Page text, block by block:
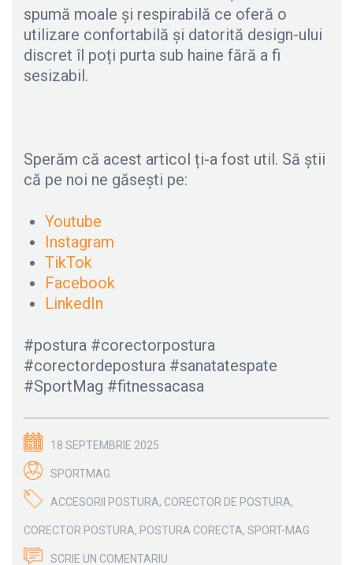
spumă moale și respirabilă ce oferă o
utilizare confortabilă și datorită design-ului
discret îl poți purta sub haine fără a fi
sesizabil.
Sperăm că acest articol ți-a fost util. Să știi
că pe noi ne găsești pe:
Youtube
Instagram
TikTok
Facebook
LinkedIn
#postura #corectorpostura
#corectordepostura #sanatatespate
#SportMag #fitnessacasa
18 SEPTEMBRIE 2025
SPORTMAG
ACCESORII POSTURA, CORECTOR DE POSTURA,
CORECTOR POSTURA, POSTURA CORECTA, SPORT-MAG
SCRIE UN COMENTARIU